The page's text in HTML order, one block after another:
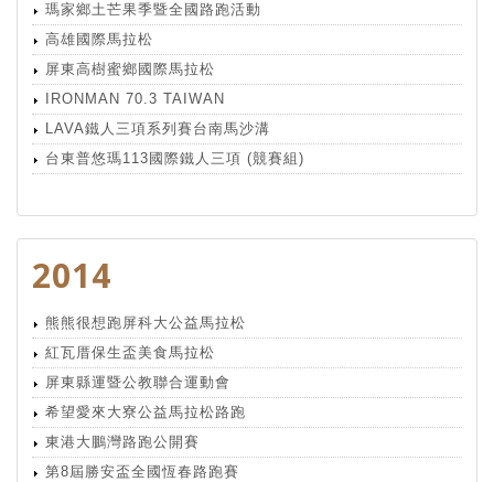
瑪家鄉土芒果季暨全國路跑活動
高雄國際馬拉松
屏東高樹蜜鄉國際馬拉松
IRONMAN 70.3 TAIWAN
LAVA鐵人三項系列賽台南馬沙溝
台東普悠瑪113國際鐵人三項 (競賽組)
2014
熊熊很想跑屏科大公益馬拉松
紅瓦厝保生盃美食馬拉松
屏東縣運暨公教聯合運動會
希望愛來大寮公益馬拉松路跑
東港大鵬灣路跑公開賽
第8屆勝安盃全國恆春路跑賽